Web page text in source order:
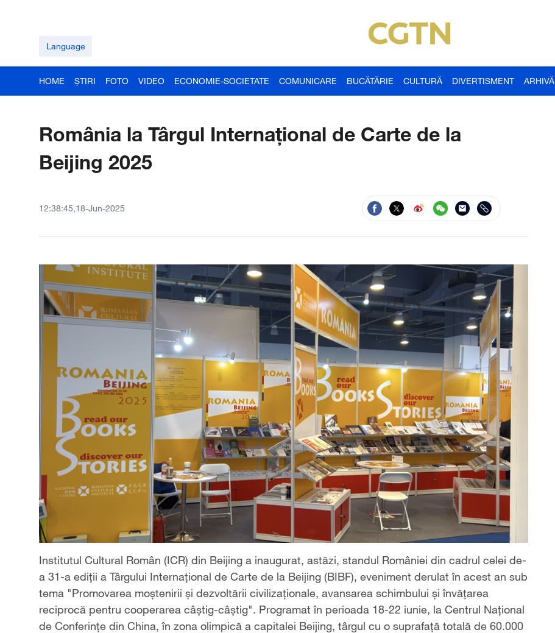
Language
HOME ȘTIRI FOTO VIDEO ECONOMIE-SOCIETATE COMUNICARE BUCĂTĂRIE CULTURĂ DIVERTISMENT ARHIVĂ
România la Târgul Internațional de Carte de la
Beijing 2025
12:38:45,18-Jun-2025
Institutul Cultural Român (ICR) din Beijing a inaugurat, astăzi, standul României din cadrul celei de-
a 31-a ediții a Târgului Internațional de Carte de la Beijing (BIBF), eveniment derulat în acest an sub
tema "Promovarea moștenirii și dezvoltării civilizaționale, avansarea schimbului și învățarea
reciprocă pentru cooperarea câștig-câștig". Programat în perioada 18-22 iunie, la Centrul Național
de Conferințe din China, în zona olimpică a capitalei Beijing, târgul cu o suprafață totală de 60.000